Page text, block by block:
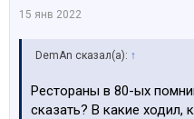
15 янв 2022
DemAn сказал(а): ↑
Рестораны в 80-ых
сказать? В какие ходил,